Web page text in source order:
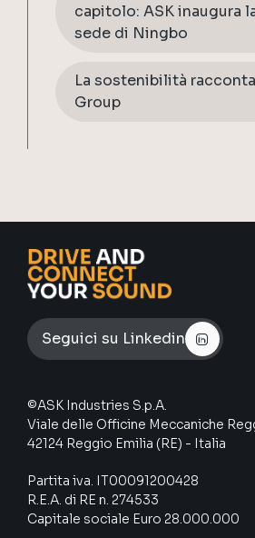
capitolo: ASK inaugura
sede di Ningbo
La sostenibilità
Group
Seguici su Linkedin
©ASK Industries S.p.A.
Viale delle Officine Meccaniche
42124 Reggio Emilia (RE) - Italia
Partita iva. IT00091200428
R.E.A. di RE n. 274533
Capitale sociale Euro 28.000.000